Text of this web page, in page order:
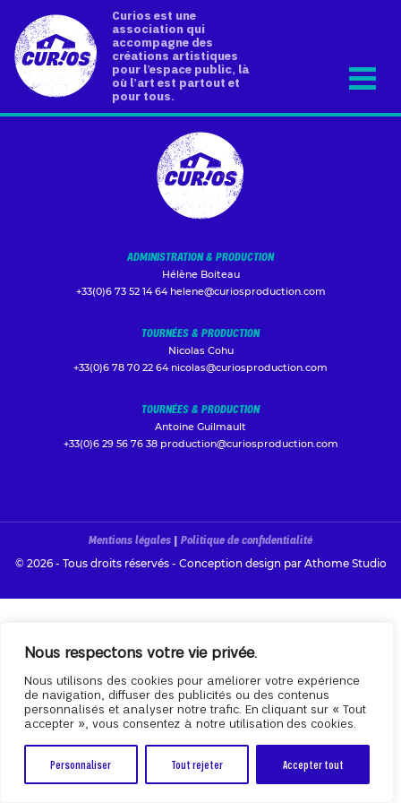
Nous respectons votre vie privée.
Nous utilisons des cookies pour améliorer votre expérience
de navigation, diffuser des publicités ou des contenus
personnalisés et analyser notre trafic. En cliquant sur « Tout
accepter », vous consentez à notre utilisation des cookies.
Personnaliser Tout rejeter Accepter tout
Curios est une
association qui
accompagne des
créations artistiques
pour l’espace public, là
où l’art est partout et
pour tous.
ADMINISTRATION & PRODUCTION
Hélène Boiteau
+33(0)6 73 52 14 64 helene@curiosproduction.com
TOURNÉES & PRODUCTION
Nicolas Cohu
+33(0)6 78 70 22 64 nicolas@curiosproduction.com
TOURNÉES & PRODUCTION
Antoine Guilmault
+33(0)6 29 56 76 38 production@curiosproduction.com
Mentions légales | Politique de confidentialité
© 2026 - Tous droits réservés - Conception design par Athome Studio